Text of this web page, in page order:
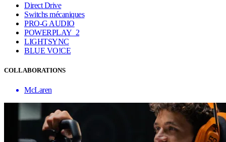
Direct Drive
Switchs mécaniques
PRO-G AUDIO
POWERPLAY 2
LIGHTSYNC
BLUE VO!CE
COLLABORATIONS
McLaren